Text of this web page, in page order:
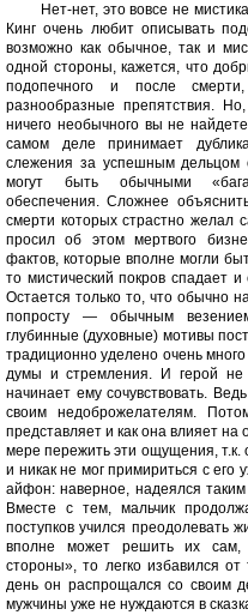
Нет-нет, это вовсе не
Кинг очень любит описывать
возможно как обычное, так и
одной стороны, кажется, что
подопечного и после
разнообразные препятствия.
ничего необычного вы не
самом деле принимает
слежения за успешным дельцом
могут быть обычными
обеспечения. Сложнее
смерти которых страстно желал
просил об этом мертвого
фактов, которые вполне могли
то мистический покров спадает
Остается только то, что обычно
попросту — обычным
глубинные (духовные) мотивы
традиционно уделено очень
думы и стремления. И герой не
начинает ему сочувствовать.
своим недоброжелателям.
представляет и как она влияет
мере пережить эти ощущения, т.к.
и никак не мог примириться с его
айфон: наверное, надеялся
Вместе с тем, мальчик
поступков учился преодолевать
вполне может решить их сам,
стороны», то легко избавился
день он распрощался со своим
мужчины уже не нуждаются в